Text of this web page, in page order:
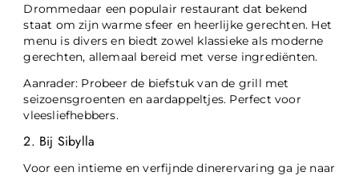
Drommedaar een populair restaurant dat bekend
staat om zijn warme sfeer en heerlijke gerechten. Het
menu is divers en biedt zowel klassieke als moderne
gerechten, allemaal bereid met verse ingrediënten.
Aanrader: Probeer de biefstuk van de grill met
seizoensgroenten en aardappeltjes. Perfect voor
vleesliefhebbers.
2. Bij Sibylla
Voor een intieme en verfijnde dinerervaring ga je naar